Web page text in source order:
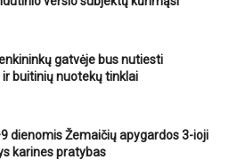
gatvėje bus nutiesti
buitinių nuotekų tinklai
dienomis Žemaičių apygardos 3-ioji
karines pratybas